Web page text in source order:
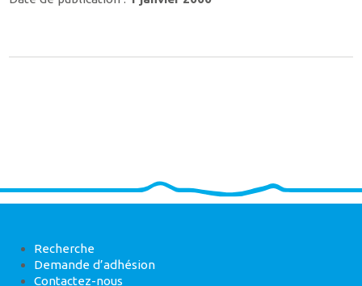
Recherche
Demande d’adhésion
Contactez-nous